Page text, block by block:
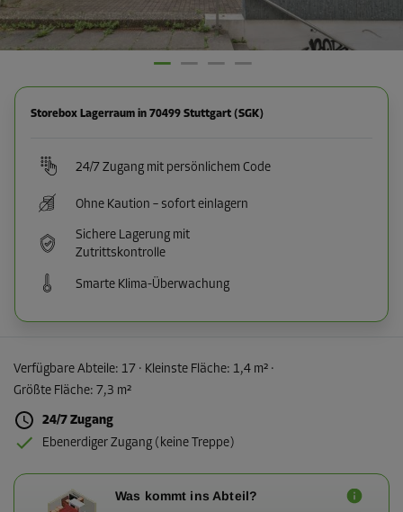
Storebox Lagerraum in 70499 Stuttgart (SGK)
24/7 Zugang mit persönlichem Code
Ohne Kaution – sofort einlagern
Sichere Lagerung mit
Zutrittskontrolle
Smarte Klima-Überwachung
Verfügbare Abteile: 17 · Kleinste Fläche: 1,4 m² ·
Größte Fläche: 7,3 m²
24/7 Zugang
Ebenerdiger Zugang (keine Treppe)
Was kommt ins Abteil?